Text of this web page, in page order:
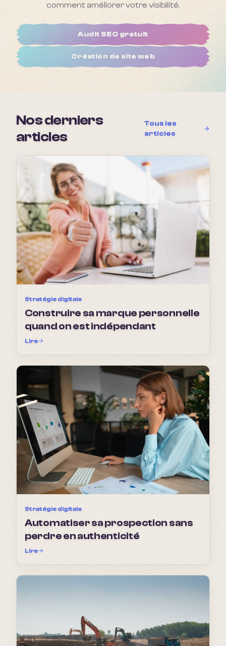
comment améliorer votre visibilité.
Audit SEO gratuit
Création de site web
Nos derniers
articles
Tous les
articles
Stratégie digitale
Construire sa marque personnelle
quand on est indépendant
Lire
Stratégie digitale
Automatiser sa prospection sans
perdre en authenticité
Lire